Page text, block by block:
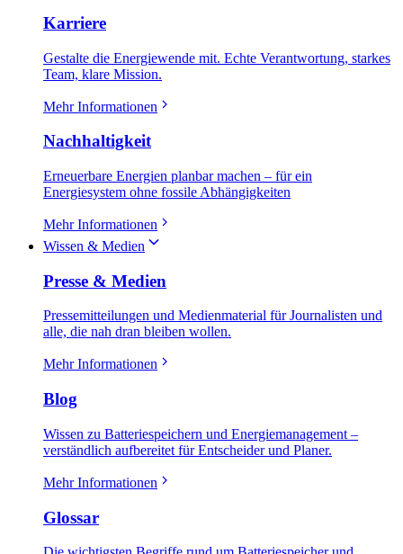
Karriere
Gestalte die Energiewende mit. Echte Verantwortung, starkes
Team, klare Mission.
Mehr Informationen
Nachhaltigkeit
Erneuerbare Energien planbar machen – für ein
Energiesystem ohne fossile Abhängigkeiten
Mehr Informationen
Wissen & Medien
Presse & Medien
Pressemitteilungen und Medienmaterial für Journalisten und
alle, die nah dran bleiben wollen.
Mehr Informationen
Blog
Wissen zu Batteriespeichern und Energiemanagement –
verständlich aufbereitet für Entscheider und Planer.
Mehr Informationen
Glossar